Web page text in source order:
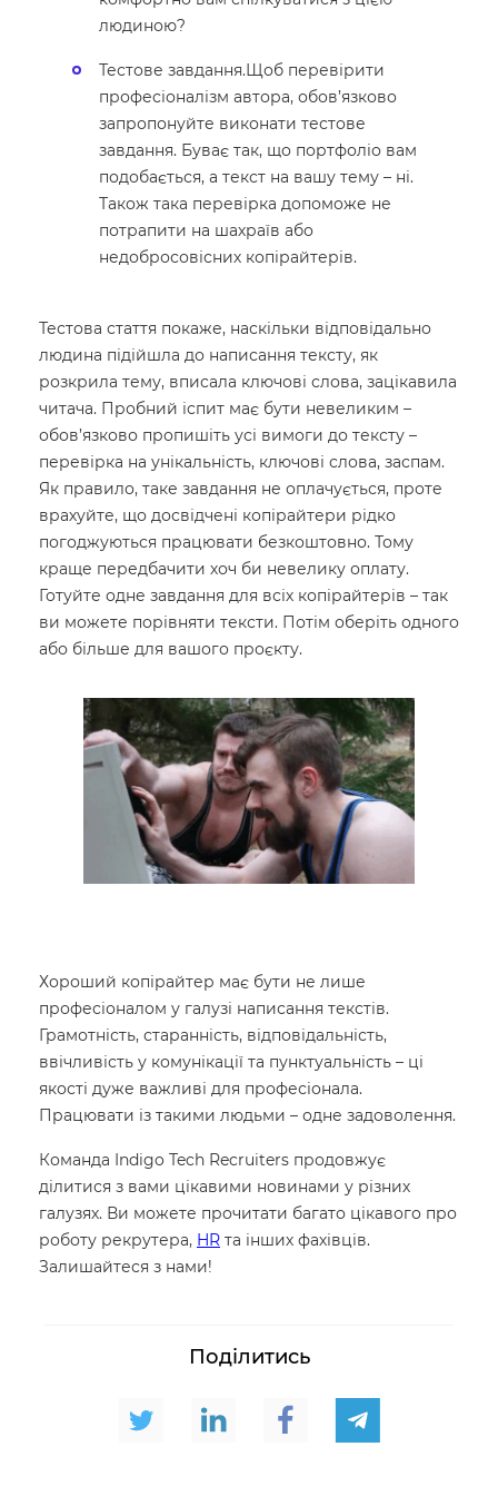
людиною?
Тестове завдання.Щоб перевірити
професіоналізм автора, обов’язково
запропонуйте виконати тестове
завдання. Буває так, що портфоліо вам
подобається, а текст на вашу тему – ні.
Також така перевірка допоможе не
потрапити на шахраїв або
недобросовісних копірайтерів.
Тестова стаття покаже, наскільки відповідально
людина підійшла до написання тексту, як
розкрила тему, вписала ключові слова, зацікавила
читача. Пробний іспит має бути невеликим –
обов’язково пропишіть усі вимоги до тексту –
перевірка на унікальність, ключові слова, заспам.
Як правило, таке завдання не оплачується, проте
врахуйте, що досвідчені копірайтери рідко
погоджуються працювати безкоштовно. Тому
краще передбачити хоч би невелику оплату.
Готуйте одне завдання для всіх копірайтерів – так
ви можете порівняти тексти. Потім оберіть одного
або більше для вашого проєкту.
Хороший копірайтер має бути не лише
професіоналом у галузі написання текстів.
Грамотність, старанність, відповідальність,
ввічливість у комунікації та пунктуальність – ці
якості дуже важливі для професіонала.
Працювати із такими людьми – одне задоволення.
Команда Indigo Tech Recruiters продовжує
ділитися з вами цікавими новинами у різних
галузях. Ви можете прочитати багато цікавого про
роботу рекрутера, HR та інших фахівців.
Залишайтеся з нами!
Поділитись